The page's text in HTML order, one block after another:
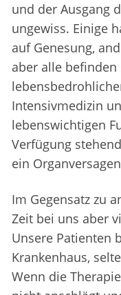
und der Ausgang
ungewiss. Einige
auf Genesung,
aber alle
Intensivmedizin
lebenswichtigen
Verfügung
ein
Im Gegensatz zu
Zeit bei uns aber
Unsere Patienten
Krankenhaus,
Wenn die